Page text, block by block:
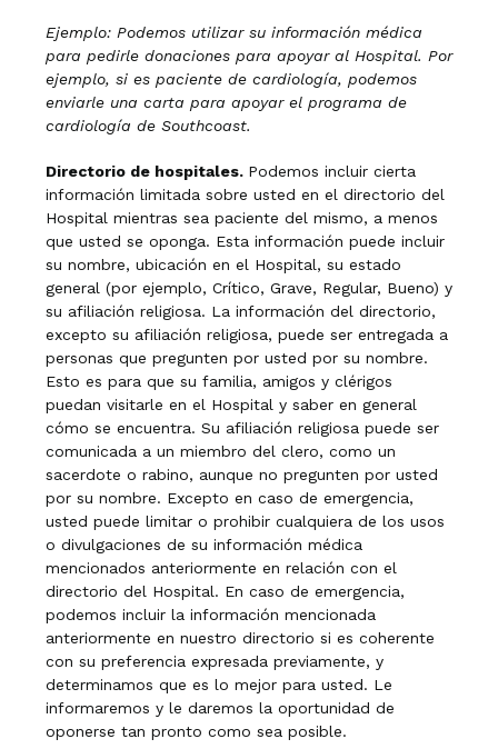
Ejemplo: Podemos utilizar su información médica
para pedirle donaciones para apoyar al Hospital. Por
ejemplo, si es paciente de cardiología, podemos
enviarle una carta para apoyar el programa de
cardiología de Southcoast.
Directorio de hospitales. Podemos incluir cierta
información limitada sobre usted en el directorio del
Hospital mientras sea paciente del mismo, a menos
que usted se oponga. Esta información puede incluir
su nombre, ubicación en el Hospital, su estado
general (por ejemplo, Crítico, Grave, Regular, Bueno) y
su afiliación religiosa. La información del directorio,
excepto su afiliación religiosa, puede ser entregada a
personas que pregunten por usted por su nombre.
Esto es para que su familia, amigos y clérigos
puedan visitarle en el Hospital y saber en general
cómo se encuentra. Su afiliación religiosa puede ser
comunicada a un miembro del clero, como un
sacerdote o rabino, aunque no pregunten por usted
por su nombre. Excepto en caso de emergencia,
usted puede limitar o prohibir cualquiera de los usos
o divulgaciones de su información médica
mencionados anteriormente en relación con el
directorio del Hospital. En caso de emergencia,
podemos incluir la información mencionada
anteriormente en nuestro directorio si es coherente
con su preferencia expresada previamente, y
determinamos que es lo mejor para usted. Le
informaremos y le daremos la oportunidad de
oponerse tan pronto como sea posible.